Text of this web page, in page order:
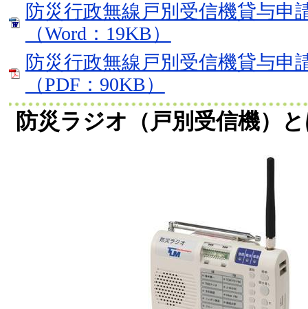
防災行政無線戸別受信機貸与申
（Word：19KB）
防災行政無線戸別受信機貸与申
（PDF：90KB）
防災ラジオ（戸別受信機）